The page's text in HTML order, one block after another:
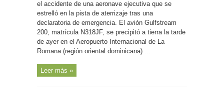
las
causas
del
accidente
de
avión
el accidente de una aeronave ejecutiva que se
estrelló en la pista de aterrizaje tras una
declaratoria de emergencia. El avión Gulfstream
200, matrícula N318JF, se precipitó a tierra la tarde
de ayer en el Aeropuerto Internacional de La
Romana (región oriental dominicana) ...
Leer más »